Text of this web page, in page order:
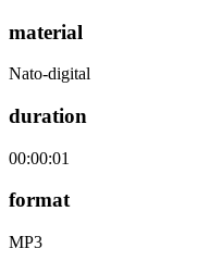
material
Nato-digital
duration
00:00:01
format
MP3